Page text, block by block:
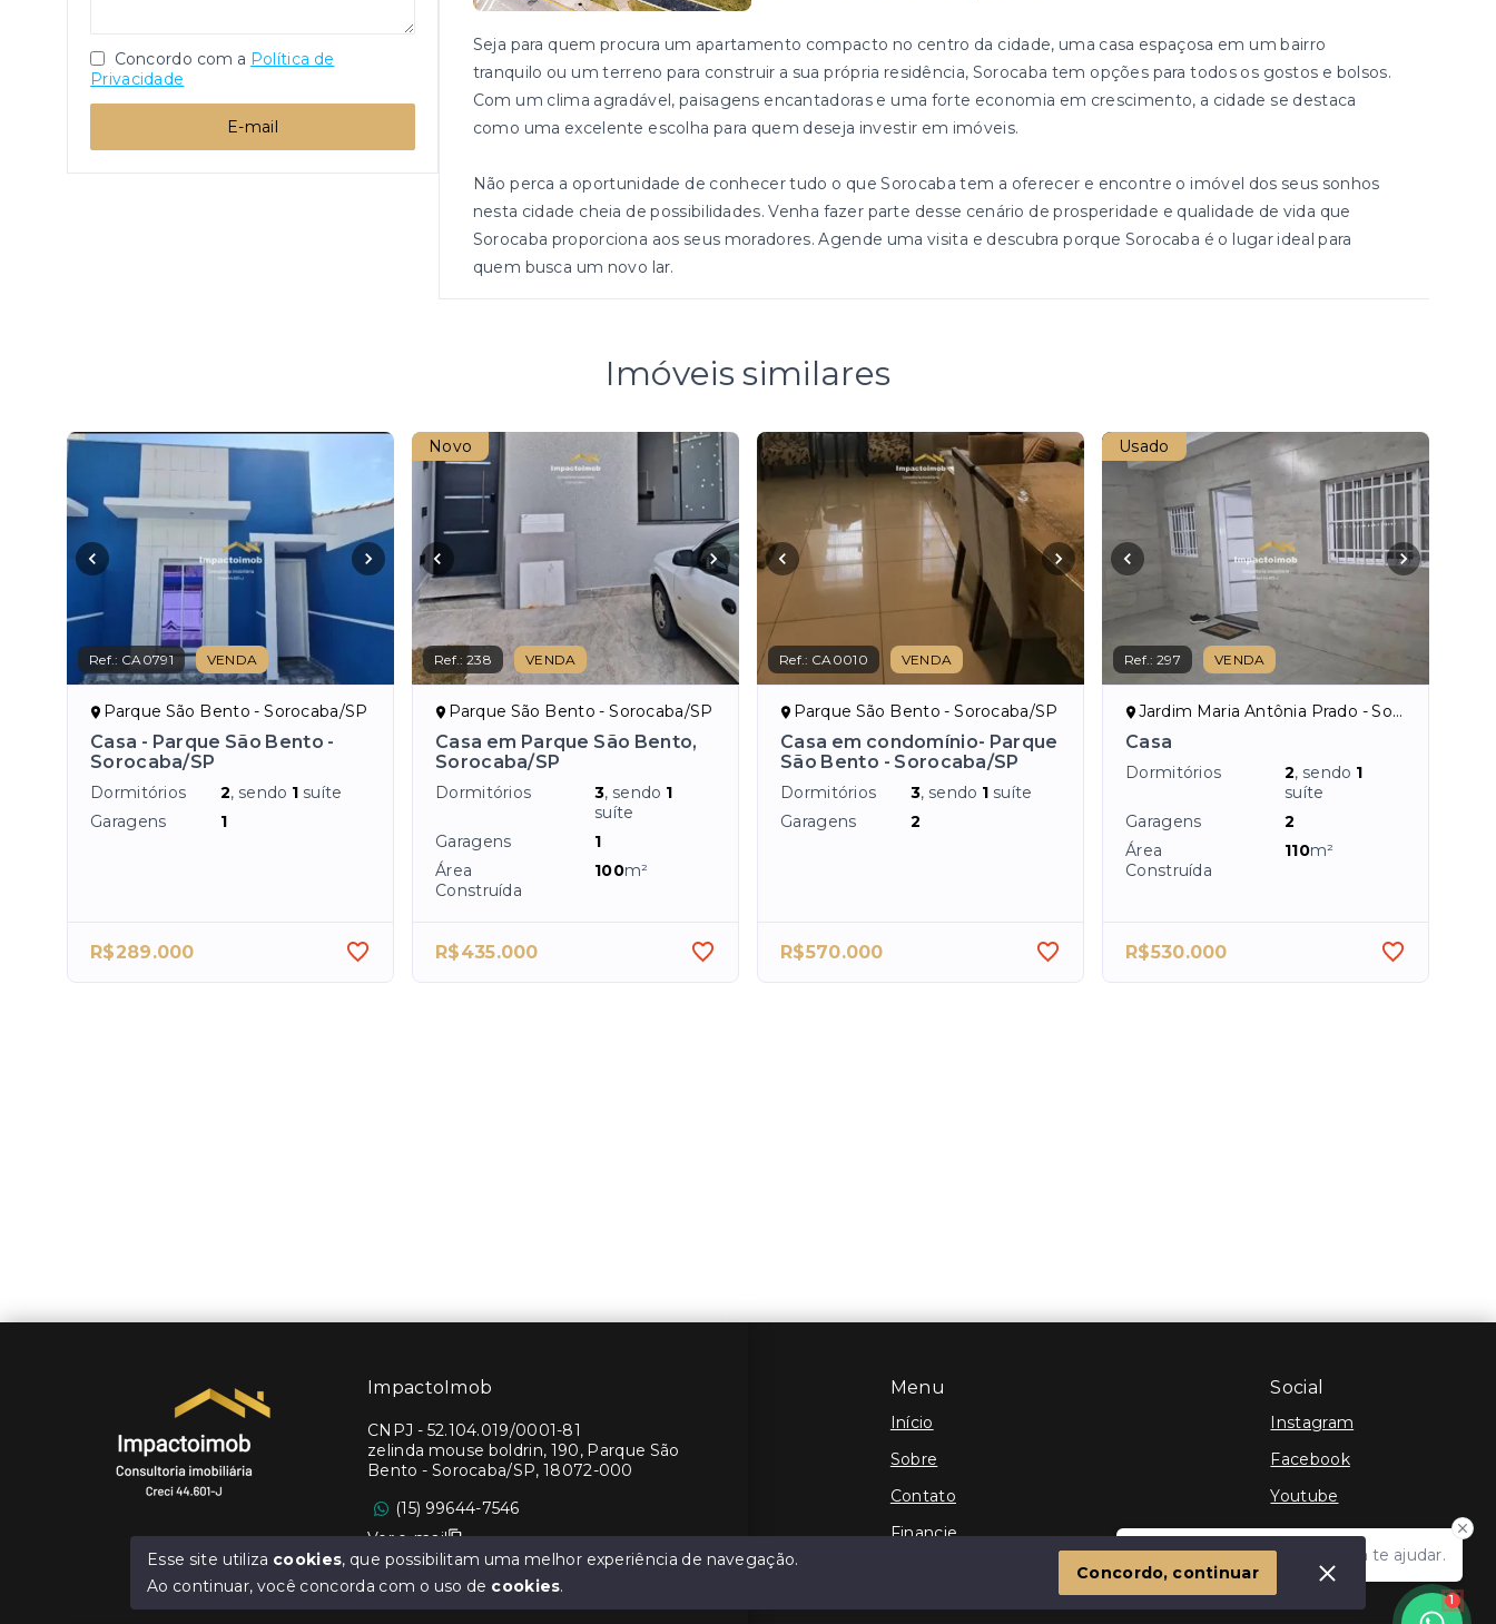
Seja para quem procura um apartamento compacto no centro da cidade, uma casa espaçosa em um bairro
tranquilo ou um terreno para construir a sua própria residência, Sorocaba tem opções para todos os gostos e bolsos.
Com um clima agradável, paisagens encantadoras e uma forte economia em crescimento, a cidade se destaca
como uma excelente escolha para quem deseja investir em imóveis.
Não perca a oportunidade de conhecer tudo o que Sorocaba tem a oferecer e encontre o imóvel dos seus sonhos
nesta cidade cheia de possibilidades. Venha fazer parte desse cenário de prosperidade e qualidade de vida que
Sorocaba proporciona aos seus moradores. Agende uma visita e descubra porque Sorocaba é o lugar ideal para
quem busca um novo lar.
Concordo com a Política de
Privacidade
E-mail
Imóveis similares
Ref.: CA0791 VENDA
Parque São Bento - Sorocaba/SP
Casa - Parque São Bento -
Sorocaba/SP
Dormitórios 2, sendo 1 suíte
Garagens
1
R$289.000
Novo
Ref.:238 VENDA
Parque São Bento - Sorocaba/SP
Casa em Parque São Bento,
Sorocaba/SP
Dormitórios 3, sendo 1
suíte
Garagens
1
Área
Construída
100m²
R$435.000
Ref.: CA0010 VENDA
Parque São Bento - Sorocaba/SP
Casa em condomínio- Parque
São Bento - Sorocaba/SP
Dormitórios 3, sendo 1 suíte
Garagens
2
R$570.000
Usado
Ref.:297 VENDA
Jardim Maria Antônia Prado - Sorocaba/SP
Casa
Dormitórios 2, sendo 1
suíte
Garagens
2
Área
Construída
110m²
R$530.000
Menu
Início
Sobre
Contato
Financie
Social
Instagram
Facebook
Youtube
ImpactoImob
CNPJ - 52.104.019/0001-81
zelinda mouse boldrin, 190, Parque São
Bento - Sorocaba/SP, 18072-000
(15) 99644-7546
Ver e-mail
Olá! Estamos disponíveis para te ajudar.
1
Esse site utiliza cookies, que possibilitam uma melhor experiência de navegação.
Ao continuar, você concorda com o uso de cookies.
Concordo, continuar